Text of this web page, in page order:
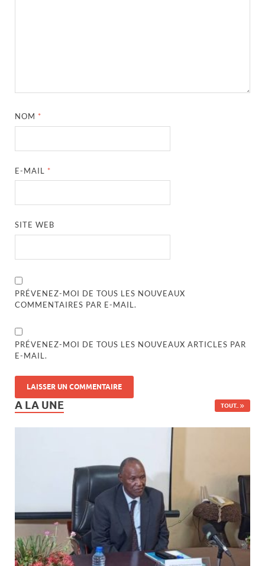
NOM *
E-MAIL *
SITE WEB
PRÉVENEZ-MOI DE TOUS LES NOUVEAUX
COMMENTAIRES PAR E-MAIL.
PRÉVENEZ-MOI DE TOUS LES NOUVEAUX ARTICLES PAR
E-MAIL.
A LA UNE TOUT..